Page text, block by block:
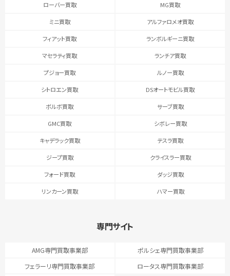
ローバー買取 MG買取
ミニ買取 アルファロメオ買取
フィアット買取 ランボルギーニ買取
マセラティ買取 ランチア買取
プジョー買取 ルノー買取
シトロエン買取 DSオートモビル買取
ボルボ買取 サーブ買取
GMC買取 シボレー買取
キャデラック買取 テスラ買取
ジープ買取 クライスラー買取
フォード買取 ダッジ買取
リンカーン買取 ハマー買取
専門サイト
AMG専門買取事業部
ポルシェ専門買取事業部
フェラーリ専門買取事業部
ロータス専門買取事業部